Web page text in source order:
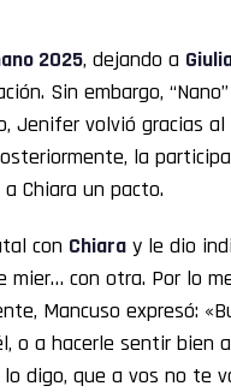
2025, dejando a
Sin embargo,
Jenifer volvió gracias
la
Chiara un pacto.
con Chiara y le dio
mier… con otra. Por lo
Mancuso expresó:
o a hacerle sentir bien
digo, que a vos no te